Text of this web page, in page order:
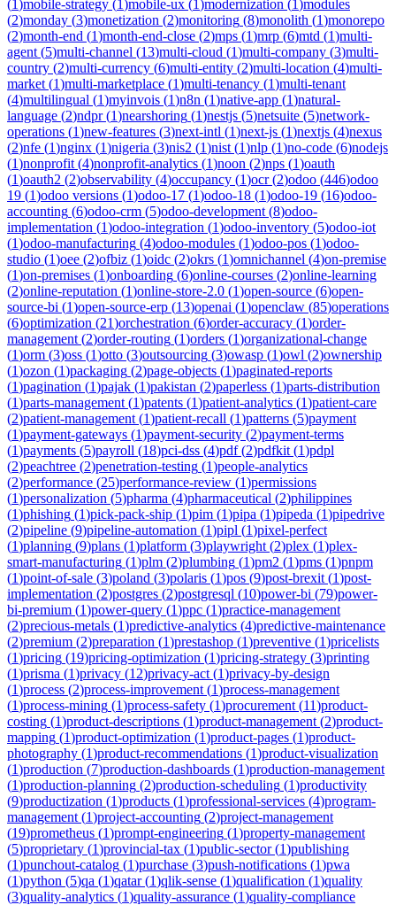
(1)mobile-strategy (1)mobile-ux (1)modernization (1)modules
(2)monday (3)monetization (2)monitoring (8)monolith (1)monorepo
(2)month-end (1)month-end-close (2)mps (1)mrp (6)mtd (1)multi-
agent (5)multi-channel (13)multi-cloud (1)multi-company (3)multi-
country (2)multi-currency (6)multi-entity (2)multi-location (4)multi-
market (1)multi-marketplace (1)multi-tenancy (1)multi-tenant
(4)multilingual (1)myinvois (1)n8n (1)native-app (1)natural-
language (2)ndpr(1)nearshoring (1)nestjs (5)netsuite (5)network-
operations (1)new-features (3)next-intl (1)next-js (1)nextjs (4)nexus
(2)nfe (1)nginx (1)nigeria (3)nis2 (1)nist (1)nlp (1)no-code (6)nodejs
(1)nonprofit (4)nonprofit-analytics (1)noon (2)nps (1)oauth
(1)oauth2 (2)observability (4)occupancy (1)ocr(2)odoo (446)odoo
19 (1)odoo versions (1)odoo-17 (1)odoo-18 (1)odoo-19 (16)odoo-
accounting (6)odoo-crm (5)odoo-development (8)odoo-
implementation (1)odoo-integration (1)odoo-inventory (5)odoo-iot
(1)odoo-manufacturing (4)odoo-modules (1)odoo-pos (1)odoo-
studio (1)oee (2)ofbiz (1)oidc (2)okrs (1)omnichannel (4)on-premise
(1)on-premises (1)onboarding (6)online-courses (2)online-learning
(2)online-reputation (1)online-store-2.0 (1)open-source (6)open-
source-bi (1)open-source-erp (13)openai (1)openclaw (85)operations
(6)optimization (21)orchestration (6)order-accuracy (1)order-
management (2)order-routing (1)orders (1)organizational-change
(1)orm (3)oss (1)otto (3)outsourcing (3)owasp (1)owl (2)ownership
(1)ozon (1)packaging (2)page-objects (1)paginated-reports
(1)pagination (1)pajak (1)pakistan (2)paperless (1)parts-distribution
(1)parts-management (1)patents (1)patient-analytics (1)patient-care
(2)patient-management (1)patient-recall (1)patterns (5)payment
(1)payment-gateways (1)payment-security (2)payment-terms
(1)payments (5)payroll (18)pci-dss (4)pdf(2)pdfkit (1)pdpl
(2)peachtree (2)penetration-testing (1)people-analytics
(2)performance (25)performance-review (1)permissions
(1)personalization (5)pharma (4)pharmaceutical (2)philippines
(1)phishing (1)pick-pack-ship (1)pim (1)pipa (1)pipeda (1)pipedrive
(2)pipeline (9)pipeline-automation (1)pipl (1)pixel-perfect
(1)planning (9)plans (1)platform (3)playwright (2)plex (1)plex-
smart-manufacturing (1)plm (2)plumbing (1)pm2 (1)pms (1)pnpm
(1)point-of-sale (3)poland (3)polaris (1)pos (9)post-brexit (1)post-
implementation (2)postgres (2)postgresql (10)power-bi (79)power-
bi-premium (1)power-query (1)ppc (1)practice-management
(2)precious-metals (1)predictive-analytics (4)predictive-maintenance
(2)premium (2)preparation (1)prestashop (1)preventive (1)pricelists
(1)pricing (19)pricing-optimization (1)pricing-strategy (3)printing
(1)prisma (1)privacy (12)privacy-act (1)privacy-by-design
(1)process (2)process-improvement (1)process-management
(1)process-mining (1)process-safety (1)procurement (11)product-
costing (1)product-descriptions (1)product-management (2)product-
mapping (1)product-optimization (1)product-pages (1)product-
photography (1)product-recommendations (1)product-visualization
(1)production (7)production-dashboards (1)production-management
(1)production-planning (2)production-scheduling (1)productivity
(9)productization (1)products (1)professional-services (4)program-
management (1)project-accounting (2)project-management
(19)prometheus (1)prompt-engineering (1)property-management
(5)proprietary (1)provincial-tax (1)public-sector(1)publishing
(1)punchout-catalog (1)purchase (3)push-notifications (1)pwa
(1)python (5)qa (1)qatar(1)qlik-sense (1)qualification (1)quality
(3)quality-analytics (1)quality-assurance (1)quality-compliance